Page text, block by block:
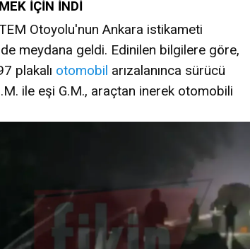
İÇİN İNDİ
Otoyolu'nun Ankara istikameti
meydana geldi. Edinilen bilgilere göre,
plakalı otomobil arızalanınca sürücü
ile eşi G.M., araçtan inerek otomobili